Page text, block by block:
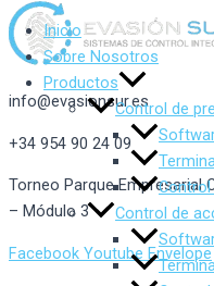
Inicio
Sobre Nosotros
Productos
Control de
Control de
info@evasionsur.es
+34 954 90 24 09
Torneo Parque Empresarial
– Módulo 3
Facebook Youtube Envelope